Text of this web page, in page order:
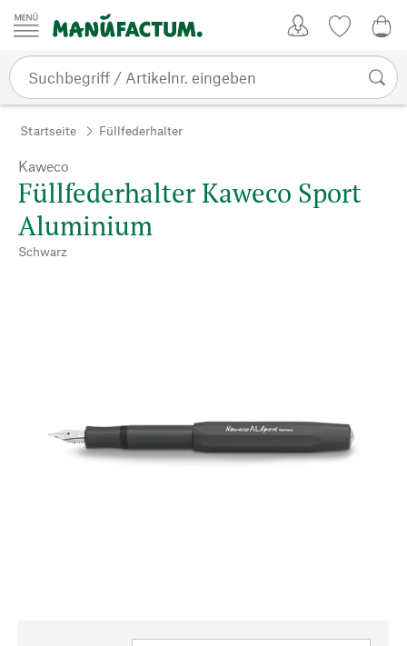
Zum Inhalt springen
Startseite Füllfederhalter
Kaweco
Füllfederhalter Kaweco Sport
Aluminium
Schwarz